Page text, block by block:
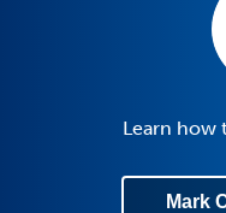
Learn how
Mark